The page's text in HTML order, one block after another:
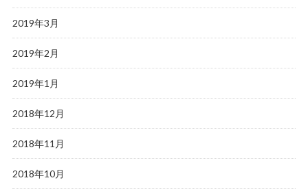
2019年3月
2019年2月
2019年1月
2018年12月
2018年11月
2018年10月